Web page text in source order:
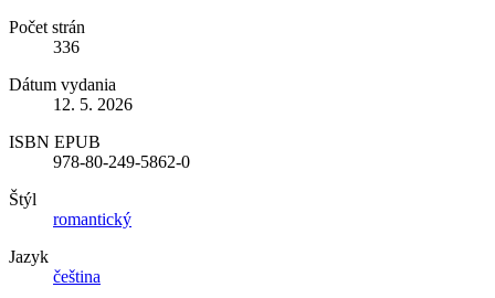
Počet strán
336
Dátum vydania
12. 5. 2026
ISBN EPUB
978-80-249-5862-0
Štýl
romantický
Jazyk
čeština